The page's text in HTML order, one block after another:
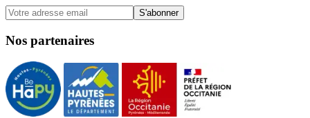
S'abonner
Nos partenaires